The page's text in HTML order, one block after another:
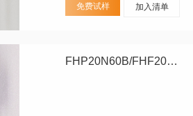
免费试样 加入清单
FHP20N60B/FHF20N60B/FHA20N60B